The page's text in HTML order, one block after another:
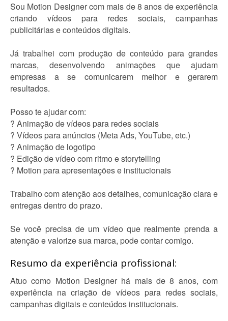
Sou Motion Designer com mais de 8 anos de experiência
criando vídeos para redes sociais, campanhas
publicitárias e conteúdos digitais.
Já trabalhei com produção de conteúdo para grandes
marcas, desenvolvendo animações que ajudam
empresas a se comunicarem melhor e gerarem
resultados.
Posso te ajudar com:
? Animação de vídeos para redes sociais
? Vídeos para anúncios (Meta Ads, YouTube, etc.)
? Animação de logotipo
? Edição de vídeo com ritmo e storytelling
? Motion para apresentações e institucionais
Trabalho com atenção aos detalhes, comunicação clara e
entregas dentro do prazo.
Se você precisa de um vídeo que realmente prenda a
atenção e valorize sua marca, pode contar comigo.
Resumo da experiência profissional:
Atuo como Motion Designer há mais de 8 anos, com
experiência na criação de vídeos para redes sociais,
campanhas digitais e conteúdos institucionais.